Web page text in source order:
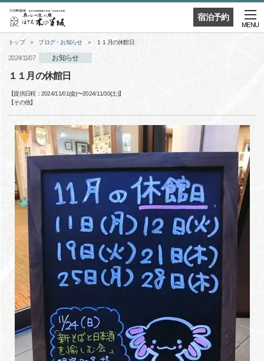
宿泊予約
MENU
トップ ブログ・お知らせ １１月の休館日
2024/11/07 お知らせ
１１月の休館日
【提供日程： 2024/11/01(金)〜2024/11/30(土)】
【その他】